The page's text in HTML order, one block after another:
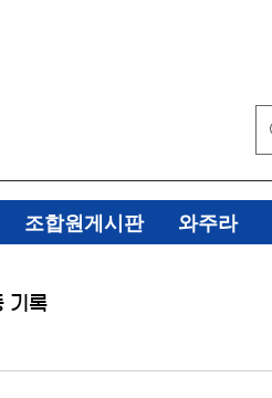
조합원게시판 와주라
기록